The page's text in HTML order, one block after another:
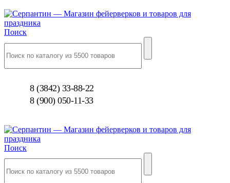
Поиск
8 (3842) 33-88-22
8 (900) 050-11-33
Поиск